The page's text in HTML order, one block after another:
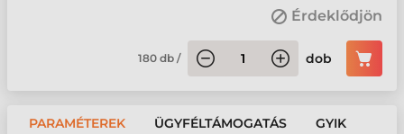
Érdeklődjön
180 db / dob
PARAMÉTEREK ÜGYFÉLTÁMOGATÁS GYIK